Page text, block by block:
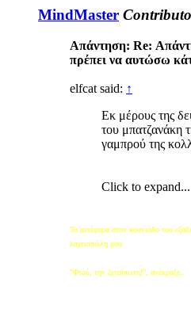
MindMaster
Απάντηση: Re:
πρέπει να αυτώσω
elfcat said: ↑
Εκ μέρους της
του μπατζανάκη
γαμπρού της
Click to expand...
Το μετέφερα στον κουνιάδο του
λαχειοπώλη μου.
"Φτού, την ξετσίπωτη!", ανέκραξε..